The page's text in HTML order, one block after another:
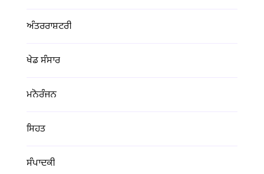
ਅੰਤਰਰਾਸ਼ਟਰੀ
ਖੇਡ ਸੰਸਾਰ
ਮਨੋਰੰਜਨ
ਸਿਹਤ
ਸੰਪਾਦਕੀ